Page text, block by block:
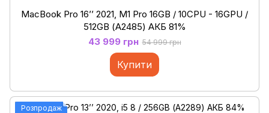
MacBook Pro 16’’ 2021, M1 Pro 16GB / 10CPU - 16GPU /
512GB (А2485) АКБ 81%
43 999 грн 54 999 грн
Купити
Розпродаж